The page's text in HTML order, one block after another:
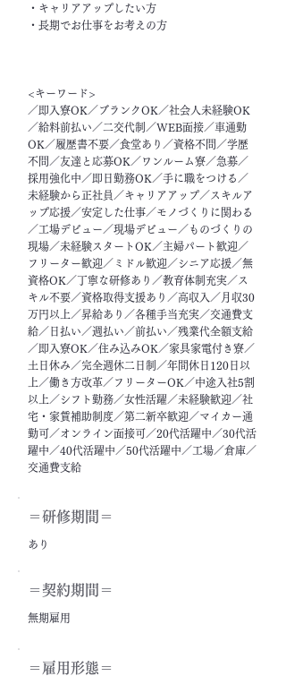
・キャリアアップしたい方
・長期でお仕事をお考えの方
<キーワード>
／即入寮OK／ブランクOK／社会人未経験OK
／給料前払い／二交代制／WEB面接／車通勤
OK／履歴書不要／食堂あり／資格不問／学歴
不問／友達と応募OK／ワンルーム寮／急募／
採用強化中／即日勤務OK／手に職をつける／
未経験から正社員／キャリアアップ／スキルア
ップ応援／安定した仕事／モノづくりに関わる
／工場デビュー／現場デビュー／ものづくりの
現場／未経験スタートOK／主婦パート歓迎／
フリーター歓迎／ミドル歓迎／シニア応援／無
資格OK／丁寧な研修あり／教育体制充実／ス
キル不要／資格取得支援あり／高収入／月収30
万円以上／昇給あり／各種手当充実／交通費支
給／日払い／週払い／前払い／残業代全額支給
／即入寮OK／住み込みOK／家具家電付き寮／
土日休み／完全週休二日制／年間休日120日以
上／働き方改革／フリーターOK／中途入社5割
以上／シフト勤務／女性活躍／未経験歓迎／社
宅・家賃補助制度／第二新卒歓迎／マイカー通
勤可／オンライン面接可／20代活躍中／30代活
躍中／40代活躍中／50代活躍中／工場／倉庫／
交通費支給
＝​研修期間＝
あり
＝契約期間＝
無期雇用
＝雇用形態＝